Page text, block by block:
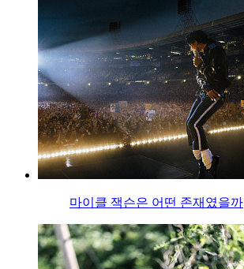
마이클 잭슨은 어떤 존재였을까